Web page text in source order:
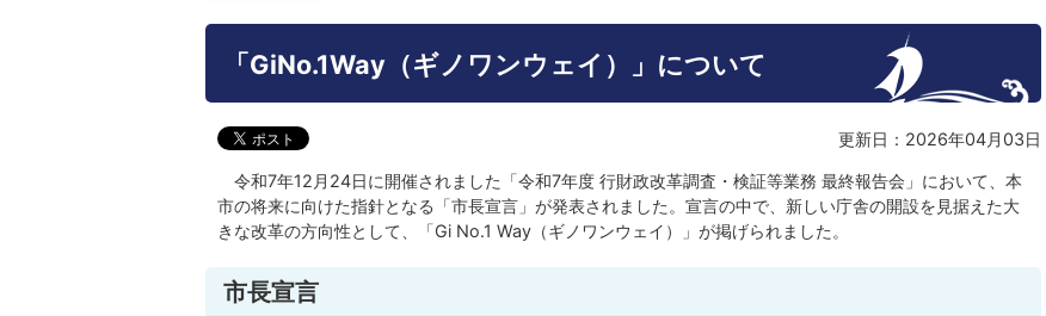
「GiNo.1Way（ギノワンウェイ）」について
更新日：2026年04月03日
令和7年12月24日に開催されました「令和7年度 行財政改革調査・検証等業務 最終報告会」において、本
市の将来に向けた指針となる「市長宣言」が発表されました。宣言の中で、新しい庁舎の開設を見据えた大
きな改革の方向性として、「Gi No.1 Way（ギノワンウェイ）」が掲げられました。
市長宣言